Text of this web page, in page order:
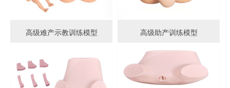
高级难产示教训练模型 高级助产训练模型